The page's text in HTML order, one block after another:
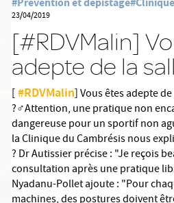
23/04/2019
[#RDVMalin]
adepte de la
[#RDVMalin] Vous êtes adepte
?️‍♂️Attention, une pratique non
dangereuse pour un sportif non
la Clinique du Cambrésis nous
? Dr Autissier précise : "Je reçois
consultation après une pratique
Nyadanu-Pollet ajoute : "Pour